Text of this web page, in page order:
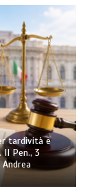
tardività e
II Pen., 3